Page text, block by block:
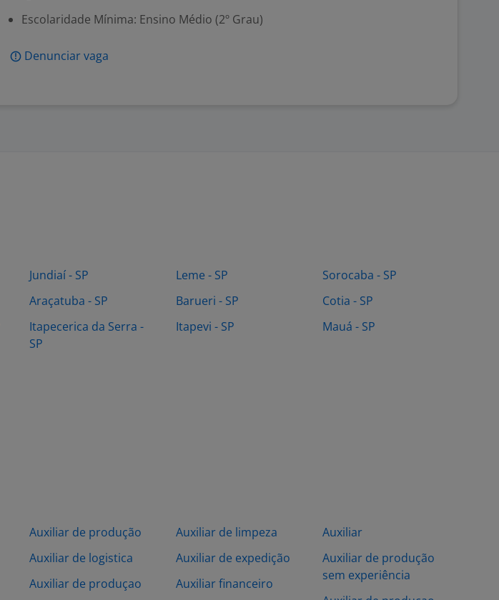
Escolaridade Mínima: Ensino Médio (2º Grau)
Denunciar vaga
Jundiaí - SP
Araçatuba - SP
Itapecerica da Serra -
SP
Leme - SP
Barueri - SP
Itapevi - SP
Sorocaba - SP
Cotia - SP
Mauá - SP
Auxiliar de produção
Auxiliar de logistica
Auxiliar de produçao
Auxiliar de limpeza
Auxiliar de expedição
Auxiliar financeiro
Auxiliar
Auxiliar de produção
sem experiência